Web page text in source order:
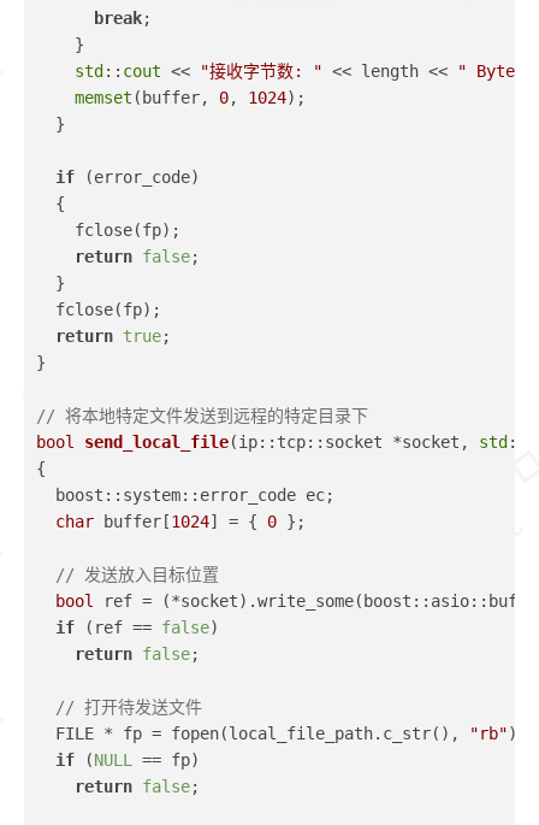
break;
    }
std :: cout << "接收字节数: " << length << " Bytes"
memset (buffer, 0, 1024);
  }
if (error_code)
  {
    fclose(fp);
return false;
  }
  fclose(fp);
return true;
}
// 将本地特定文件发送到远程的特定目录下
bool
send_local_file(ip::tcp::socket *socket, std ::
{
  boost::system::error_code ec;
char buffer[1024] = { 0 };
// 发送放入目标位置
bool
ref =
if (ref == false)
return false;
// 打开待发送文件
  FILE * fp = fopen(local_file_path.c_str(),
"rb");
if (NULL
== fp)
return false;